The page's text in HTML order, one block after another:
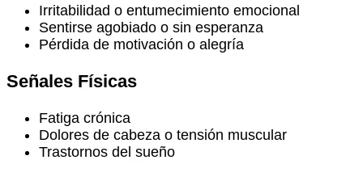
Irritabilidad o entumecimiento emocional
Sentirse agobiado o sin esperanza
Pérdida de motivación o alegría
Señales Físicas
Fatiga crónica
Dolores de cabeza o tensión muscular
Trastornos del sueño